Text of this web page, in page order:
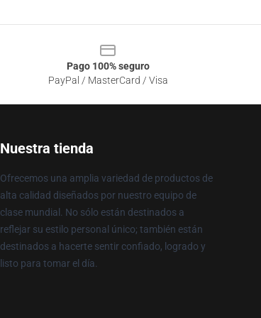
Pago 100% seguro
PayPal / MasterCard / Visa
Nuestra tienda
Ofrecemos una amplia variedad de productos de
alta calidad diseñados por nuestro equipo de
clase mundial. No sólo están destinados a
reflejar su estilo personal único; también están
destinados a hacerte sentir confiado, logrado y
listo para tomar el día.